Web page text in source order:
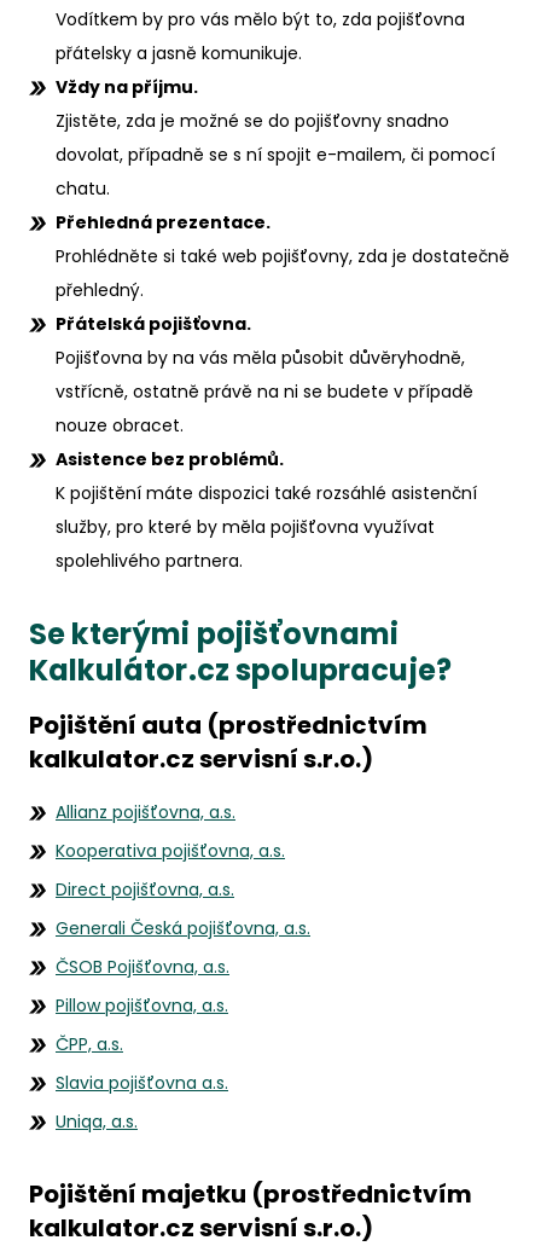
Vodítkem by pro vás mělo být to, zda pojišťovna
přátelsky a jasně komunikuje.
Vždy na příjmu.
Zjistěte, zda je možné se do pojišťovny snadno
dovolat, případně se s ní spojit e-mailem, či pomocí
chatu.
Přehledná prezentace.
Prohlédněte si také web pojišťovny, zda je dostatečně
přehledný.
Přátelská pojišťovna.
Pojišťovna by na vás měla působit důvěryhodně,
vstřícně, ostatně právě na ni se budete v případě
nouze obracet.
Asistence bez problémů.
K pojištění máte dispozici také rozsáhlé asistenční
služby, pro které by měla pojišťovna využívat
spolehlivého partnera.
Se kterými pojišťovnami
Kalkulátor.cz spolupracuje?
Pojištění auta (prostřednictvím
kalkulator.cz servisní s.r.o.)
Allianz pojišťovna, a.s.
Kooperativa pojišťovna, a.s.
Direct pojišťovna, a.s.
Generali Česká pojišťovna, a.s.
ČSOB Pojišťovna, a.s.
Pillow pojišťovna, a.s.
ČPP, a.s.
Slavia pojišťovna a.s.
Uniqa, a.s.
Pojištění majetku (prostřednictvím
kalkulator.cz servisní s.r.o.)